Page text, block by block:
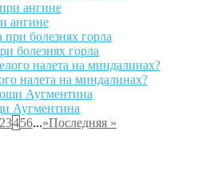
ангине
болезнях горла
налета на миндалинах?
Аугментина
23456...»Последняя »